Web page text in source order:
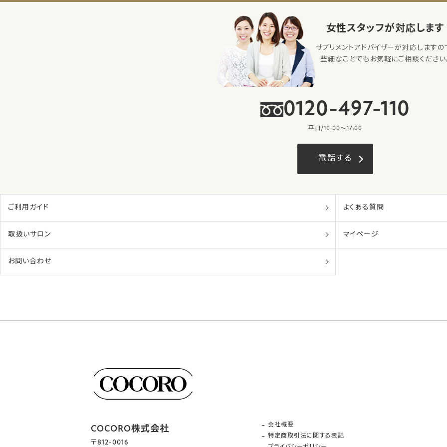
女性スタッフが対応します
サプリメントアドバイザーが対応しますの
些細なことでもお気軽にご相談ください
0120-497-110
平日/10:00〜17:00
電話する
ご利用ガイド よくある質問
取扱いサロン マイページ
お問い合わせ
COCORO株式会社
〒812-0016
会社概要
特定商取引法に関する表記